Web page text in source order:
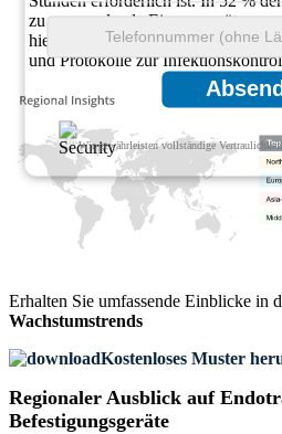
Wir gewährleisten vollständige
zu verwendende Einweggeräte
hier durch eine schnelle
und Protokolle zur
Erhalten Sie umfassende Einblicke in
Wachstumstrends
Kostenloses Muster
Regionaler Ausblick auf
Befestigungsgeräte